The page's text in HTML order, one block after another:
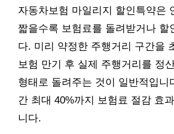
자동차보험 마일리지 할인특약은
짧을수록 보험료를 돌려받거나 할
다. 미리 약정한 주행거리 구간을
보험 만기 후 실제 주행거리를 정
형태로 돌려주는 것이 일반적입니
간 최대 40%까지 보험료 절감 효
니다.